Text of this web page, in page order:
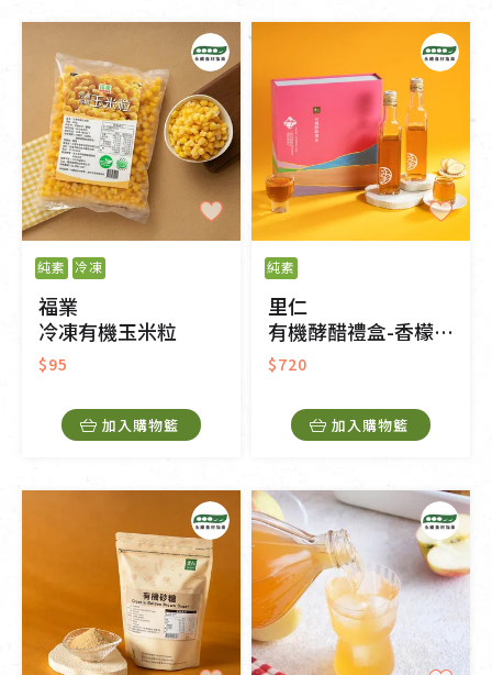
純素 冷凍
福業
冷凍有機玉米粒
$95
加入購物籃
純素
里仁
有機酵醋禮盒-香檬/老薑
$720
加入購物籃